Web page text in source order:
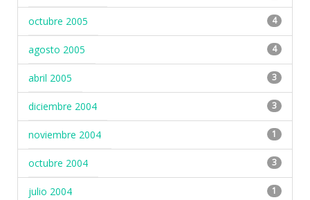
octubre 2005 4
agosto 2005 4
abril 2005 3
diciembre 2004 3
noviembre 2004 1
octubre 2004 3
julio 2004 1